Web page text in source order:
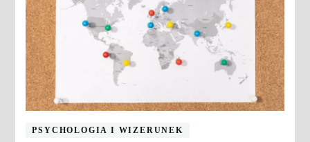
PSYCHOLOGIA I WIZERUNEK